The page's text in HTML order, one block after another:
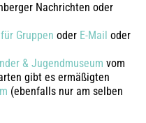
Nachrichten oder
Gruppen oder E-Mail oder
& Jugendmuseum vom
gibt es ermäßigten
(ebenfalls nur am selben